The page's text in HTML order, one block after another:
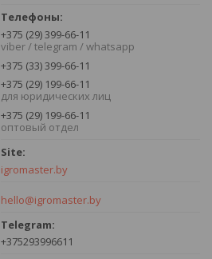
+375 (29) 399-66-11
viber / telegram / whatsapp
+375 (33) 399-66-11
+375 (29) 199-66-11
для юридических лиц
+375 (29) 199-66-11
оптовый отдел
igromaster.by
hello@igromaster.by
+375293996611